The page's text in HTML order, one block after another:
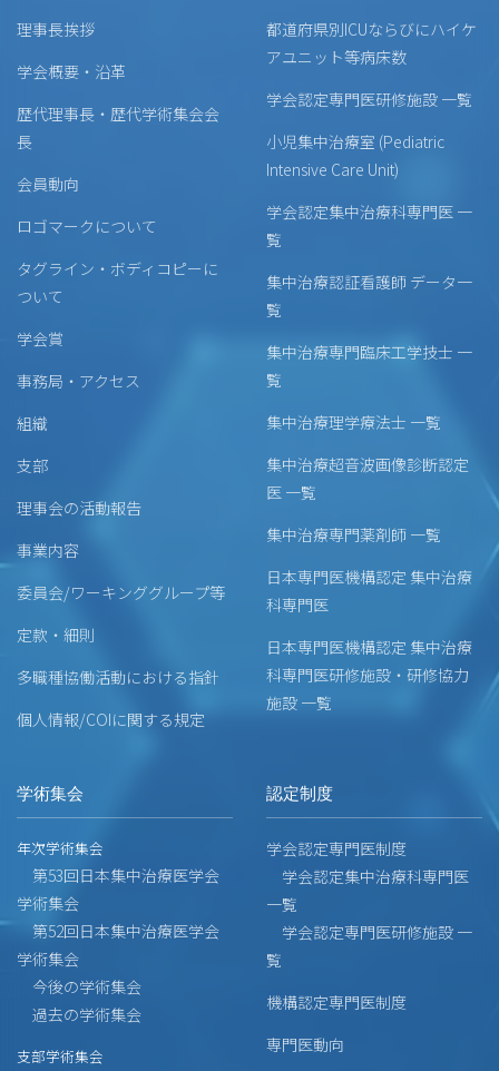
理事長挨拶
学会概要・沿革
歴代理事長・歴代学術集会会
長
会員動向
ロゴマークについて
タグライン・ボディコピーに
ついて
学会賞
事務局・アクセス
組織
支部
理事会の活動報告
事業内容
委員会/ワーキンググループ等
定款・細則
多職種協働活動における指針
個人情報/COIに関する規定
都道府県別ICUならびにハイケ
アユニット等病床数
学会認定専門医研修施設 一覧
小児集中治療室 (Pediatric
Intensive Care Unit)
学会認定集中治療科専門医 一
覧
集中治療認証看護師 データ一
覧
集中治療専門臨床工学技士 一
覧
集中治療理学療法士 一覧
集中治療超音波画像診断認定
医 一覧
集中治療専門薬剤師 一覧
日本専門医機構認定 集中治療
科専門医
日本専門医機構認定 集中治療
科専門医研修施設・研修協力
施設 一覧
学術集会
年次学術集会
第53回日本集中治療医学会
学術集会
第52回日本集中治療医学会
学術集会
今後の学術集会
過去の学術集会
支部学術集会
認定制度
学会認定専門医制度
学会認定集中治療科専門医
一覧
学会認定専門医研修施設 一
覧
機構認定専門医制度
専門医動向